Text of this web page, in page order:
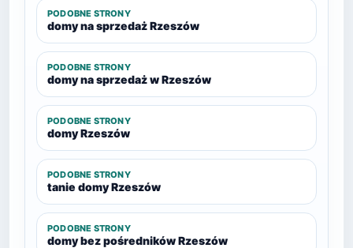
PODOBNE STRONY
domy na sprzedaż Rzeszów
PODOBNE STRONY
domy na sprzedaż w Rzeszów
PODOBNE STRONY
domy Rzeszów
PODOBNE STRONY
tanie domy Rzeszów
PODOBNE STRONY
domy bez pośredników Rzeszów